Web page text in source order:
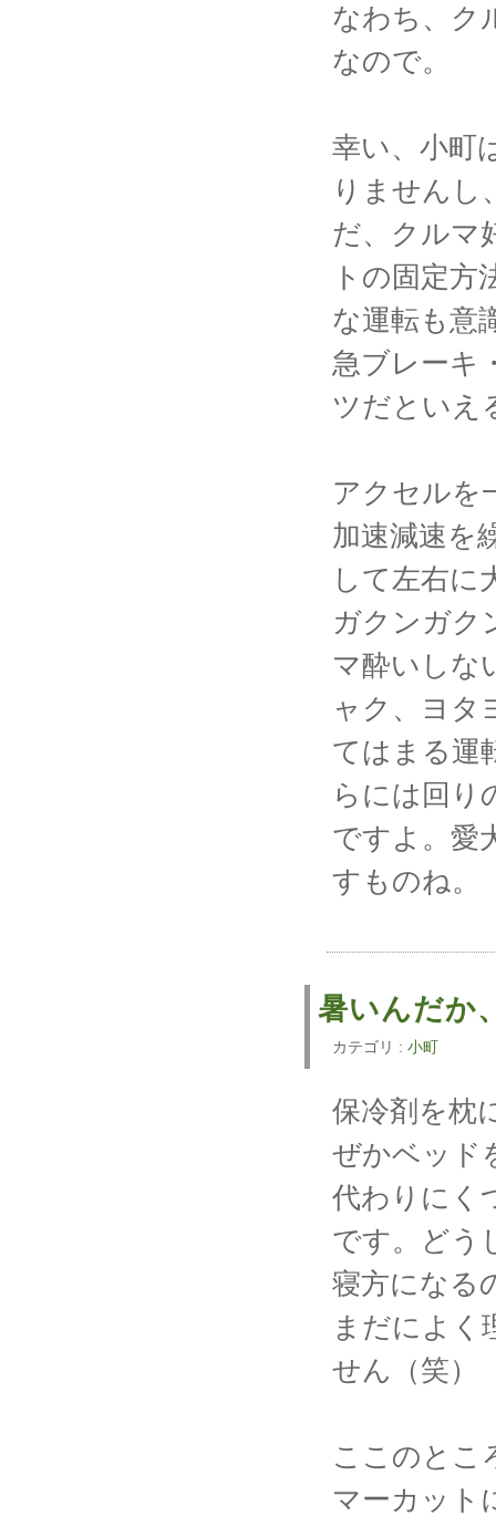
なわち、ク
なので。
幸い、小町
りませんし
だ、クルマ
トの固定
な運転も意
急ブレーキ
ツだといえ
アクセルを
加速減速を
して左右に
ガクンガク
マ酔いしな
ャク、ヨタ
てはまる運
らには回り
ですよ。愛
すものね。
暑いんだ
カテゴリ : 小町
保冷剤を枕
ぜかベッド
代わりにく
です。どう
寝方になる
まだによく
せん（笑）
ここのとこ
マーカット